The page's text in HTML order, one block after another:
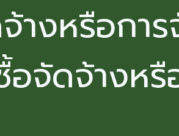
างหรือกา
อจัดจ้างห